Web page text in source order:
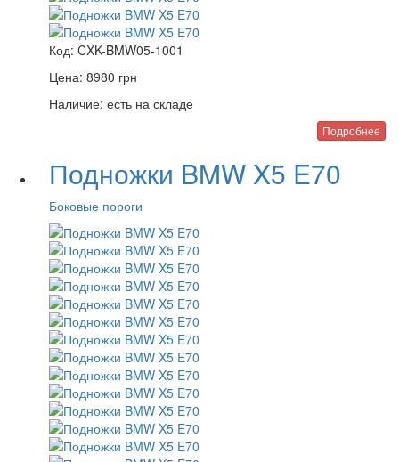
Код: CXK-BMW05-1001
Цена: 8980 грн
Наличие: есть на складе
Подробнее
Подножки BMW X5 E70
Боковые пороги